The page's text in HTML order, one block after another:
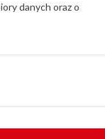
danych oraz o